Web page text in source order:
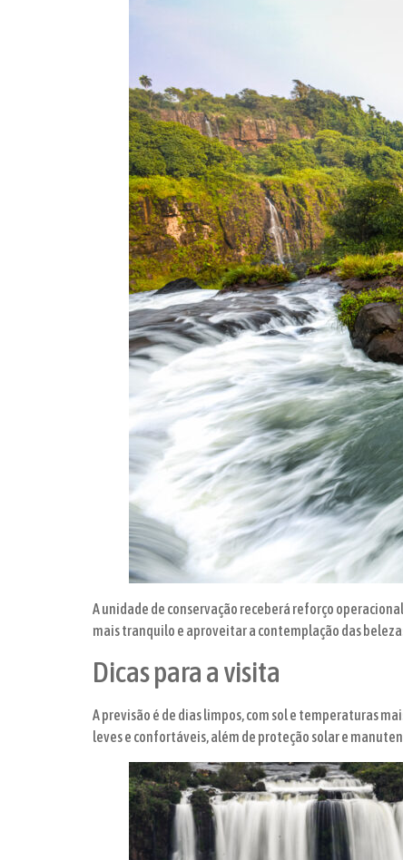
A unidade de conservação receberá reforço
mais tranquilo e aproveitar a contemplação das
Dicas para a visita
A previsão é de dias limpos, com sol e temperaturas
leves e confortáveis, além de proteção solar e